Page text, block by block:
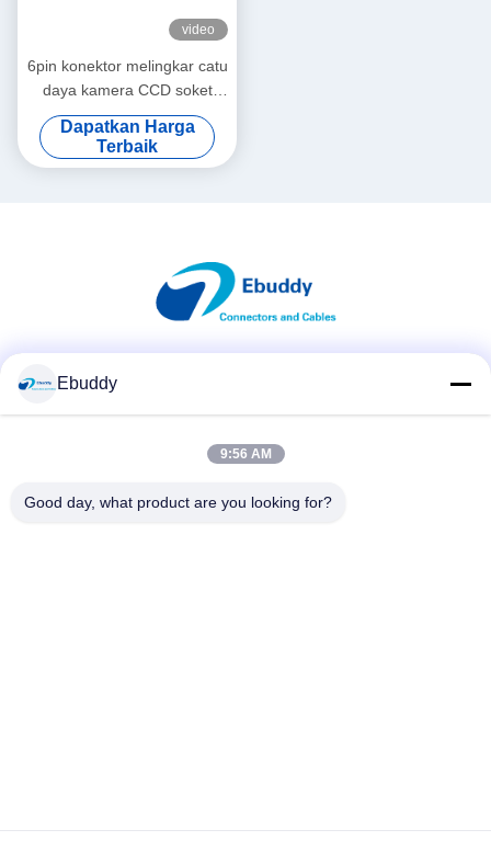
video
6pin konektor melingkar catu
daya kamera CCD soket
PCB HR10A-7R-6SB
Dapatkan Harga
Terbaik
Ebuddy
9:56 AM
Good day, what product are you looking for?